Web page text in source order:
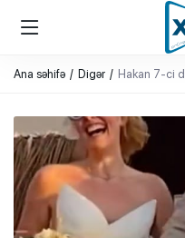
ONLAYN PLATFORMA
Ana səhifə Digər Hakan 7-ci